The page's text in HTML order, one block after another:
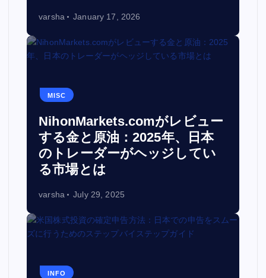
varsha January 17, 2026
MISC
NihonMarkets.comがレビュー
する金と原油：2025年、日本
のトレーダーがヘッジしてい
る市場とは
varsha July 29, 2025
INFO